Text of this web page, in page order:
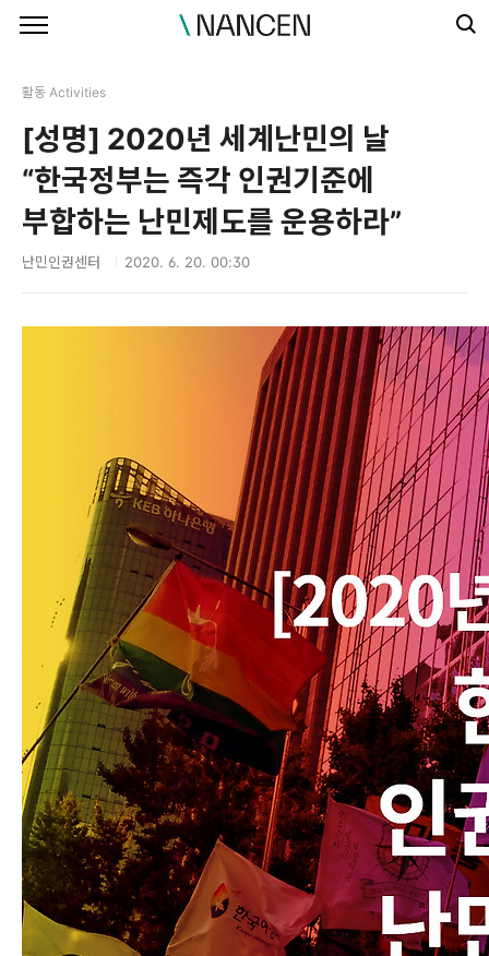
활동 Activities
[성명] 2020년 세계난민의 날
“한국정부는 즉각 인권기준에
부합하는 난민제도를 운용하라”
난민인권센터 2020. 6. 20. 00:30
저작자표시 동일조건